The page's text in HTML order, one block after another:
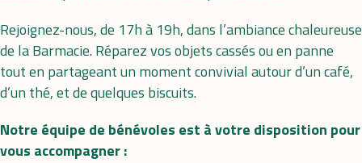
Rejoignez-nous, de 17h à 19h, dans l’ambiance chaleureuse
de la Barmacie. Réparez vos objets cassés ou en panne
tout en partageant un moment convivial autour d’un café,
d’un thé, et de quelques biscuits.
Notre équipe de bénévoles est à votre disposition pour
vous accompagner :